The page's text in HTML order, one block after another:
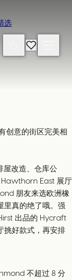
选
创意的街区完美相
屋改造、仓库公
East 展厅
朋友来选欧洲橡
里真的绝了哦。强
出品的 Hycraft
挑好款式，再安排
不超过 8 分